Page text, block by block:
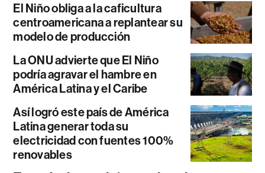
El Niño obliga a la caficultura
centroamericana a replantear su
modelo de producción
La ONU advierte que El Niño
podría agravar el hambre en
América Latina y el Caribe
Así logró este país de América
Latina generar toda su
electricidad con fuentes 100%
renovables